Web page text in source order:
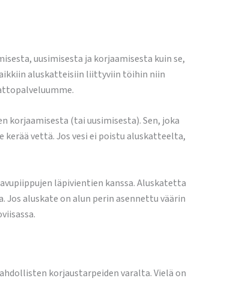
uusimisesta ja korjaamisesta kuin se,
aluskatteisiin liittyviin töihin niin
(tai uusimisesta). Sen, joka
vettä. Jos vesi ei poistu aluskatteelta,
läpivientien kanssa. Aluskatetta
aluskate on alun perin asennettu väärin
korjaustarpeiden varalta. Vielä on